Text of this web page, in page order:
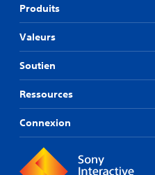
Produits
Valeurs
Soutien
Ressources
Connexion